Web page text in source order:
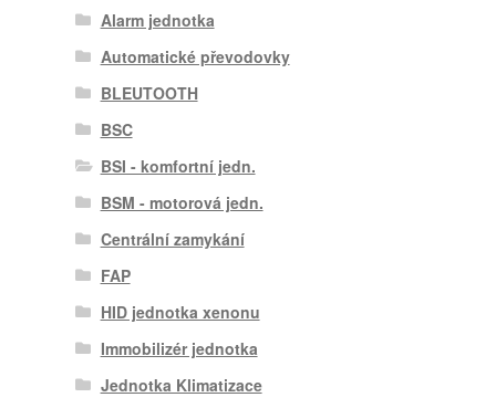
Alarm jednotka
Automatické převodovky
BLEUTOOTH
BSC
BSI - komfortní jedn.
BSM - motorová jedn.
Centrální zamykání
FAP
HID jednotka xenonu
Immobilizér jednotka
Jednotka Klimatizace